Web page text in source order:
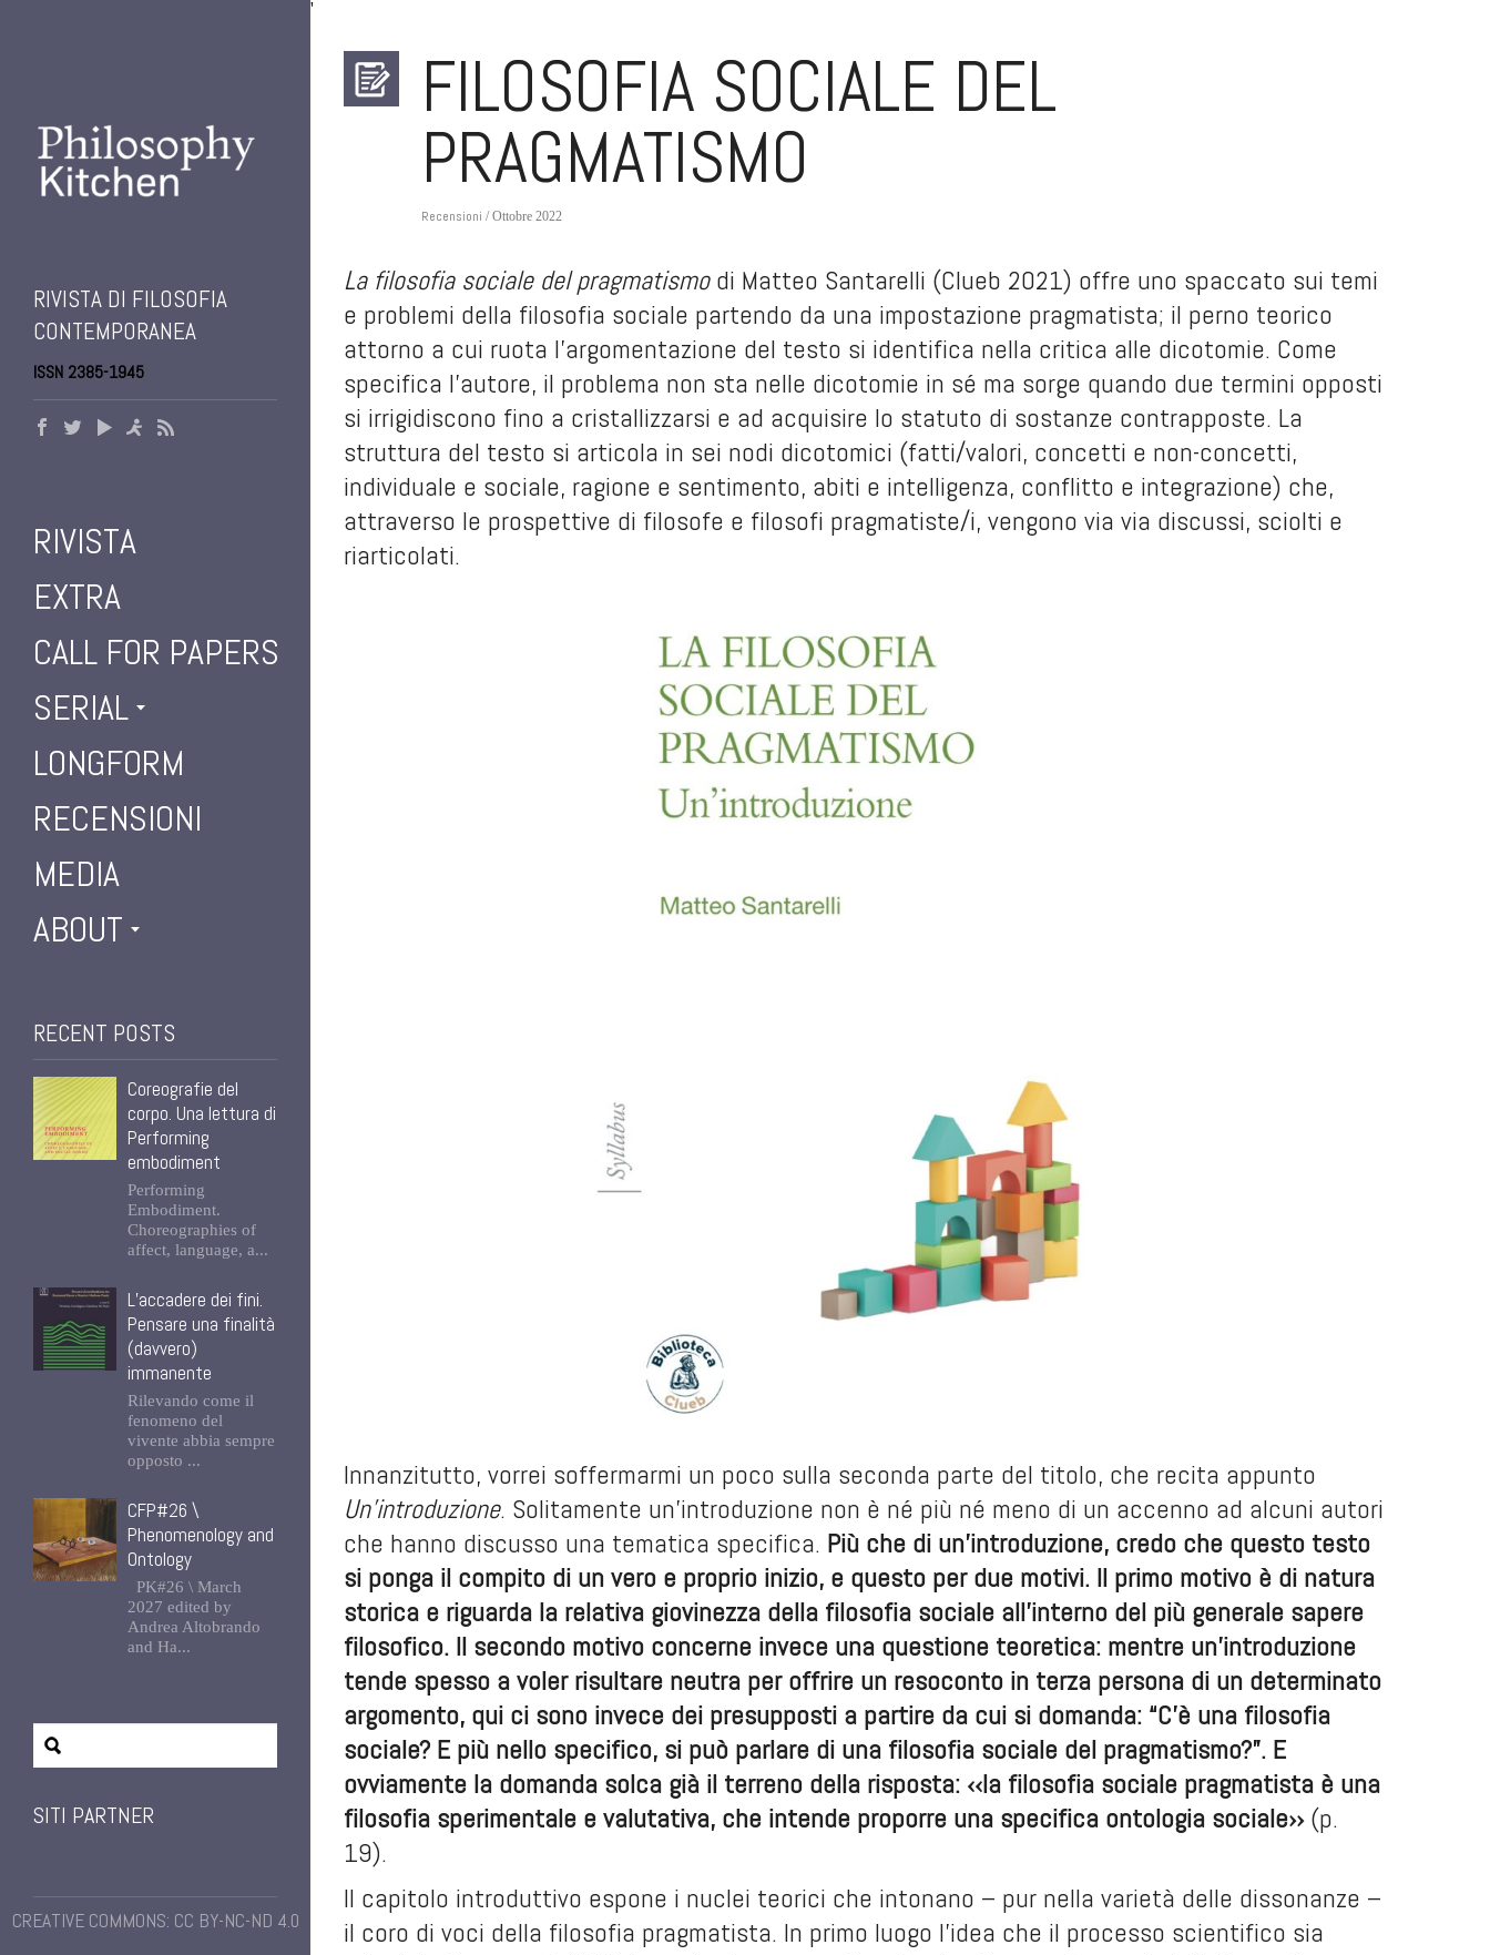
'
RIVISTA DI FILOSOFIA
CONTEMPORANEA
ISSN 2385-1945
RIVISTA
EXTRA
CALL FOR PAPERS
SERIAL
LONGFORM
RECENSIONI
MEDIA
ABOUT
RECENT POSTS
Coreografie del
corpo. Una lettura di
Performing
embodiment
Performing
Embodiment.
Choreographies of
affect, language, a...
L’accadere dei fini.
Pensare una finalità
(davvero)
immanente
Rilevando come il
fenomeno del
vivente abbia sempre
opposto ...
CFP#26 \
Phenomenology and
Ontology
PK#26 \ March
2027 edited by
Andrea Altobrando
and Ha...
SITI PARTNER
CREATIVE COMMONS: CC BY-NC-ND 4.0
FILOSOFIA SOCIALE DEL
PRAGMATISMO
Recensioni / Ottobre 2022
La filosofia sociale del pragmatismodi Matteo Santarelli (Clueb 2021) offre uno spaccato sui temi
e problemi della filosofia sociale partendo da una impostazione pragmatista; il perno teorico
attorno a cui ruota l’argomentazione del testo si identifica nella critica alle dicotomie. Come
specifica l’autore, il problema non sta nelle dicotomie in sé ma sorge quando due termini opposti
si irrigidiscono fino a cristallizzarsi e ad acquisire lo statuto di sostanze contrapposte. La
struttura del testo si articola in sei nodi dicotomici (fatti/valori, concetti e non-concetti,
individuale e sociale, ragione e sentimento, abiti e intelligenza, conflitto e integrazione) che,
attraverso le prospettive di filosofe e filosofi pragmatiste/i, vengono via via discussi, sciolti e
riarticolati.
Innanzitutto, vorrei soffermarmi un poco sulla seconda parte del titolo, che recita appunto
Un’introduzione. Solitamente un’introduzione non è né più né meno di un accenno ad alcuni autori
che hanno discusso una tematica specifica. Più che di un’introduzione, credo che questo testo
si ponga il compito di un vero e proprio inizio, e questo per due motivi. Il primo motivo è di natura
storica e riguarda la relativa giovinezza della filosofia sociale all’interno del più generale sapere
filosofico. Il secondo motivo concerne invece una questione teoretica: mentre un’introduzione
tende spesso a voler risultare neutra per offrire un resoconto in terza persona di un determinato
argomento, qui ci sono invece dei presupposti a partire da cui si domanda: “C’è una filosofia
sociale? E più nello specifico, si può parlare di una filosofia sociale del pragmatismo?”. E
ovviamente la domanda solca già il terreno della risposta: ‹‹la filosofia sociale pragmatista è una
filosofia sperimentale e valutativa, che intende proporre una specifica ontologia sociale››(p.
19).
Il capitolo introduttivo espone i nuclei teorici che intonano – pur nella varietà delle dissonanze –
il coro di voci della filosofia pragmatista. In primo luogo l’idea che il processo scientifico sia